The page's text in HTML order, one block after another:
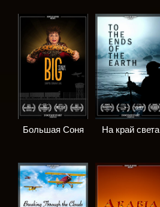
Большая Соня На край света